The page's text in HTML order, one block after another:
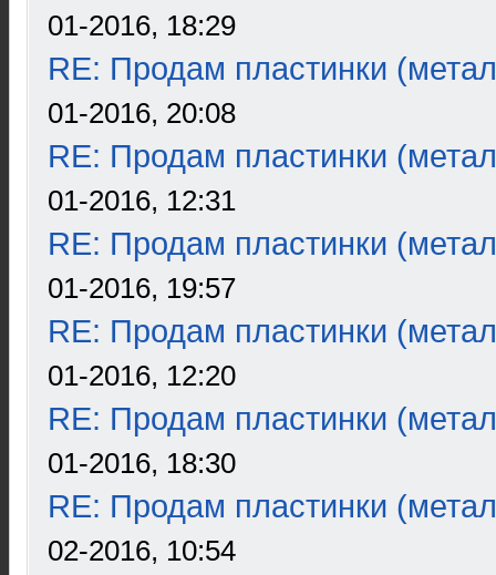
01-2016, 18:29
RE: Продам пластинки
01-2016, 20:08
RE: Продам пластинки
01-2016, 12:31
RE: Продам пластинки
01-2016, 19:57
RE: Продам пластинки
01-2016, 12:20
RE: Продам пластинки
01-2016, 18:30
RE: Продам пластинки
02-2016, 10:54